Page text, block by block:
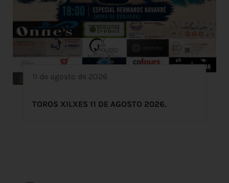
11 de agosto de 2026
TOROS XILXES 11 DE AGOSTO 2026.